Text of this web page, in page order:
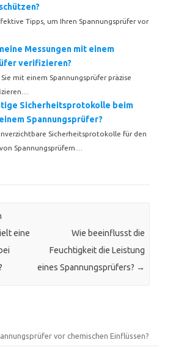
Tipps, um Ihren Spannungsprüfer vor
Messungen mit einem
verifizieren?
mit einem Spannungsprüfer präzise
Sicherheitsprotokolle beim
Spannungsprüfer?
Sicherheitsprotokolle für den
Spannungsprüfern....
eine
Wie beeinflusst die
Feuchtigkeit die Leistung
eines Spannungsprüfers? →
vor chemischen Einflüssen?